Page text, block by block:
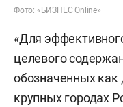
Фото: «БИЗНЕС Online»
«Для
целевого
обозначенных как
крупных городах